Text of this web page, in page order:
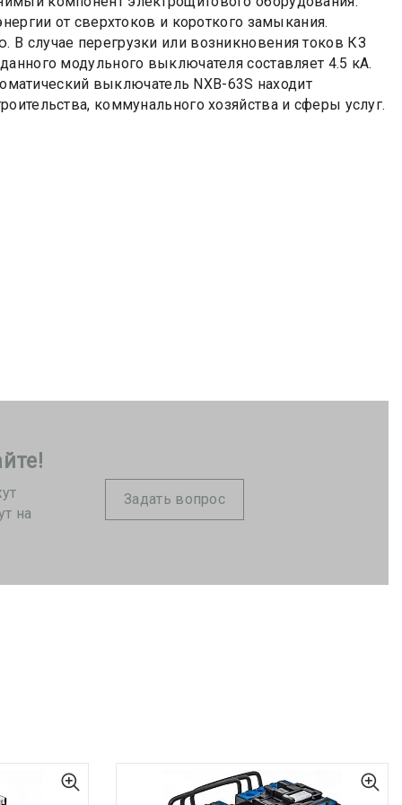
от сверхтоков и короткого замыкания.
случае перегрузки или возникновения токов КЗ
модульного выключателя составляет 4.5 кА.
выключатель NXB-63S находит
коммунального хозяйства и сферы услуг.
на
Задать вопрос